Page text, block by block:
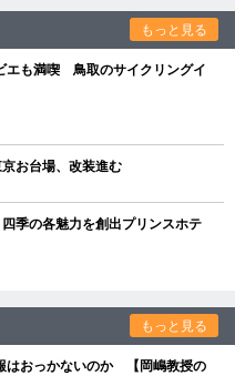
もっと見る
エも満喫 鳥取のサイクリングイ
お台場、改装進む
季の各魅力を創出プリンスホテ
もっと見る
はおっかないのか 【岡嶋教授の